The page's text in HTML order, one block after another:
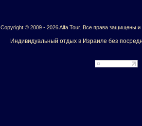
Copyright © 2009 - 2026 Alfa Tour. Все права защищены и
Индивидуальный отдых в Израиле без